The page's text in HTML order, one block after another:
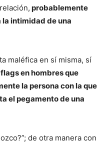
probablemente
la intimidad de una
maléfica en sí misma, sí
en hombres que
la persona con la que
el pegamento de una
de otra manera con